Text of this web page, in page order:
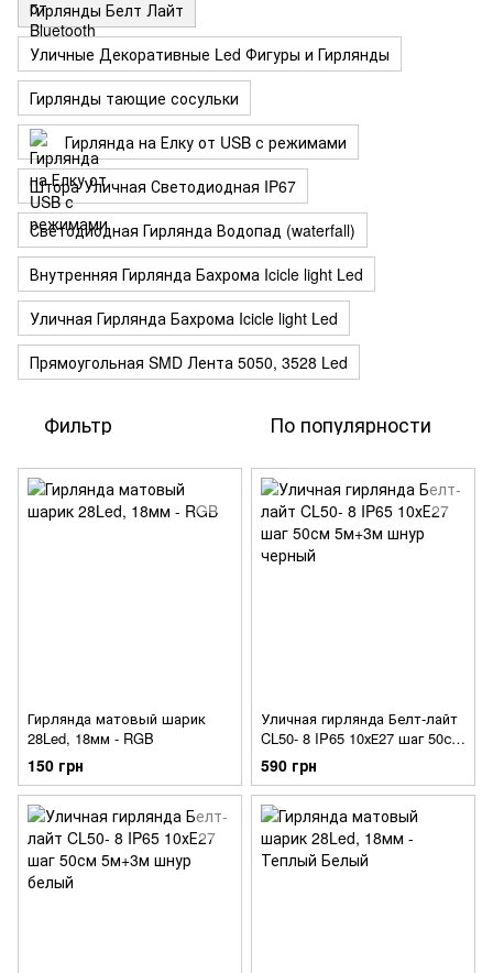
Гирлянды Белт Лайт
Уличные Декоративные Led Фигуры и Гирлянды
Гирлянды тающие сосульки
Гирлянда на Елку от USB с режимами
Штора Уличная Светодиодная IP67
Светодиодная Гирлянда Водопад (waterfall)
Внутренняя Гирлянда Бахрома Icicle light Led
Уличная Гирлянда Бахрома Icicle light Led
Прямоугольная SMD Лента 5050, 3528 Led
Фильтр По популярности
Гирлянда матовый шарик
28Led, 18мм - RGB
150 грн
Уличная гирлянда Белт-лайт
CL50- 8 IP65 10хЕ27 шаг 50см
5м+3м шнур черный
590 грн